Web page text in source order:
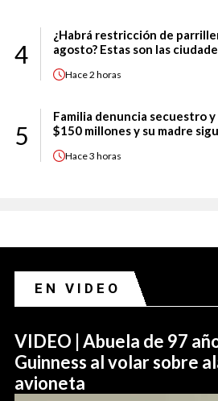
4
¿Habrá restricción de
agosto? Estas son las
Hace2 horas
5
Familia denuncia secuestro
$150 millones y su madre
Hace3 horas
EN VIDEO
VIDEO | Abuela de 97
Guinness al volar sobre
avioneta